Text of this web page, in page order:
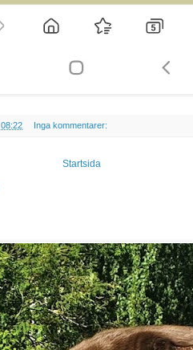
08:22 Inga kommentarer:
Startsida